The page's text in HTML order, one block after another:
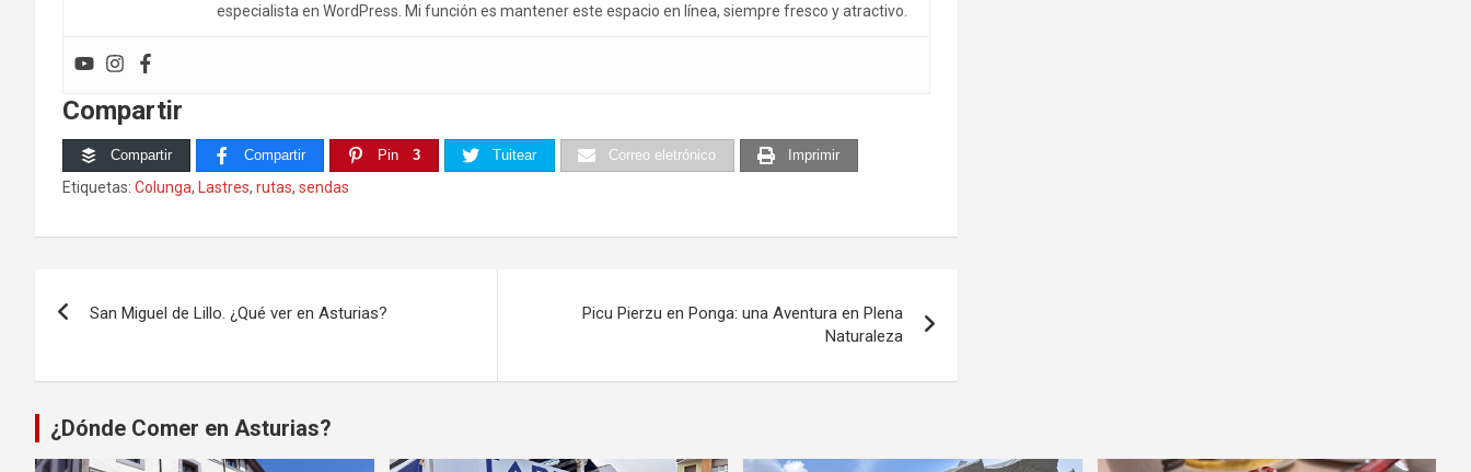
especialista en WordPress. Mi función es mantener este espacio en línea, siempre fresco y atractivo.
Compartir
Compartir Compartir Pin 3 Tuitear Correo eletrónico Imprimir
Etiquetas: Colunga, Lastres, rutas, sendas
entradas
San Miguel de Lillo. ¿Qué ver en Asturias?
Picu Pierzu en Ponga: una Aventura en Plena
Naturaleza
¿Dónde Comer en Asturias?